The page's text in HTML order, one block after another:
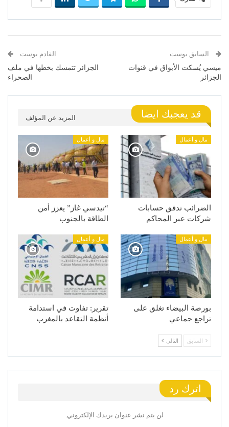
السابق بوست
ميسي يُسكت الأبواق في قنوات
الجزائر
القادم بوست
الجزائر تتمسك بخطها في ملف
الصحراء
قد يعجبك ايضا المزيد عن المؤلف
مال و أعمال
الضرائب تدقق حسابات
شركات عبر المحاكم
مال و أعمال
“تيدسي غاز” يعزز أمن
الطاقة بالجنوب
مال و أعمال
بورصة البيضاء تغلق على
تراجع جماعي
مال و أعمال
تقرير: تفاوت في استدامة
أنظمة التقاعد بالمغرب
السابق التالي
اترك رد
لن يتم نشر عنوان بريدك الإلكتروني.